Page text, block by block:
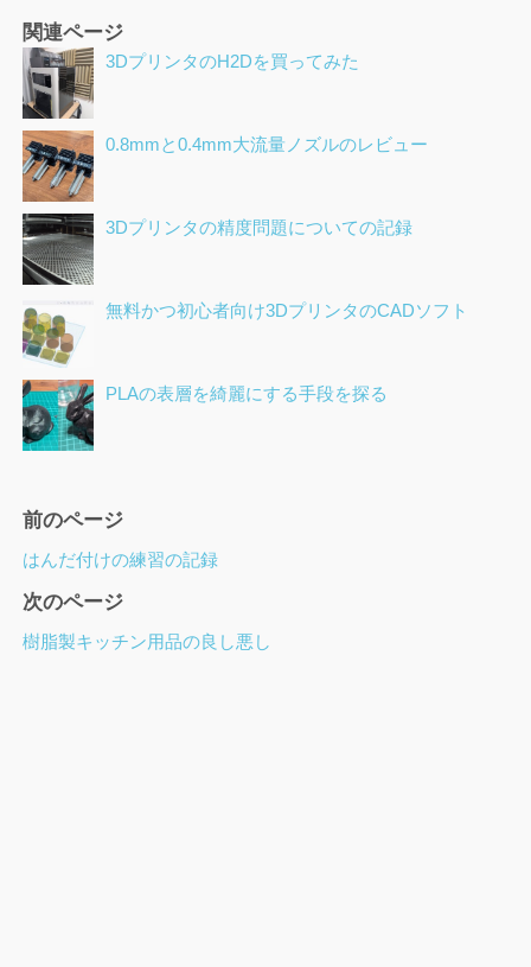
関連ページ
3DプリンタのH2Dを買ってみた
0.8mmと0.4mm大流量ノズルのレビュー
3Dプリンタの精度問題についての記録
無料かつ初心者向け3DプリンタのCADソフト
PLAの表層を綺麗にする手段を探る
ペ
ー
ジ
ナ
ビ
前のページ
はんだ付けの練習の記録
次のページ
樹脂製キッチン用品の良し悪し